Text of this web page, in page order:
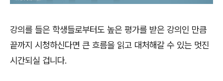
강의를 들은 학생들로부터도 높은 평가를 받은 강의인 만큼
끝까지 시청하신다면 큰 흐름을 읽고 대처해갈 수 있는 멋진
시간되실 겁니다.